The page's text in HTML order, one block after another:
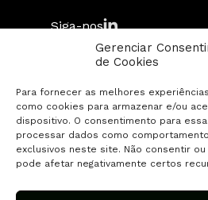
Gerenciar
de Cookies
Para fornecer as melhores
como cookies para armazenar e/ou
dispositivo. O consentimento para
processar dados como
exclusivos neste site. Não consentir
pode afetar negativamente certos
Swag
Envie sua
Siga-nos
© 2026 Fuse Capital.
reservados.